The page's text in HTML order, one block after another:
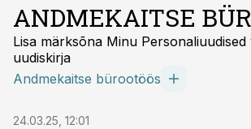
ANDMEKAITSE
Lisa märksõna Minu Personaliuudised
uudiskirja
Andmekaitse bürootöös
24.03.25, 12:01